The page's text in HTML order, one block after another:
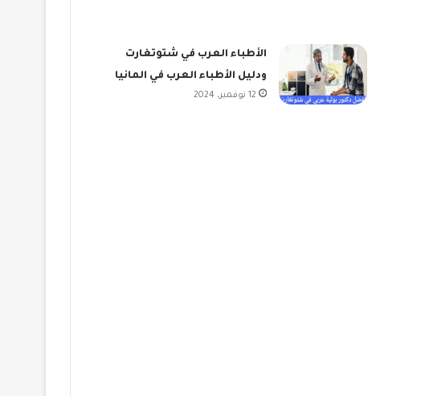
الأطباء العرب في شتوتغارت
ودليل الأطباء العرب في المانيا
12 نوفمبر، 2024